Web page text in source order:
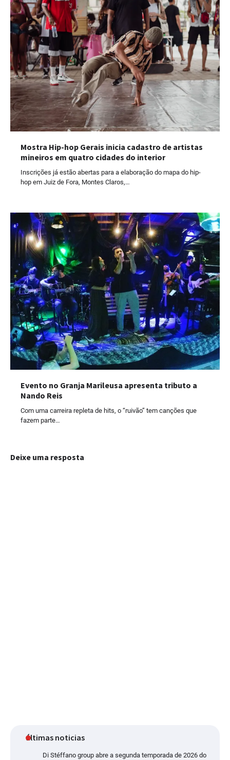
Mostra Hip-hop Gerais inicia cadastro de artistas
mineiros em quatro cidades do interior
Inscrições já estão abertas para a elaboração do mapa do hip-
hop em Juiz de Fora, Montes Claros,…
Evento no Granja Marileusa apresenta tributo a
Nando Reis
Com uma carreira repleta de hits, o “ruivão” tem canções que
fazem parte…
Deixe uma resposta
últimas noticias
Di Stéffano group abre a segunda temporada de 2026 do